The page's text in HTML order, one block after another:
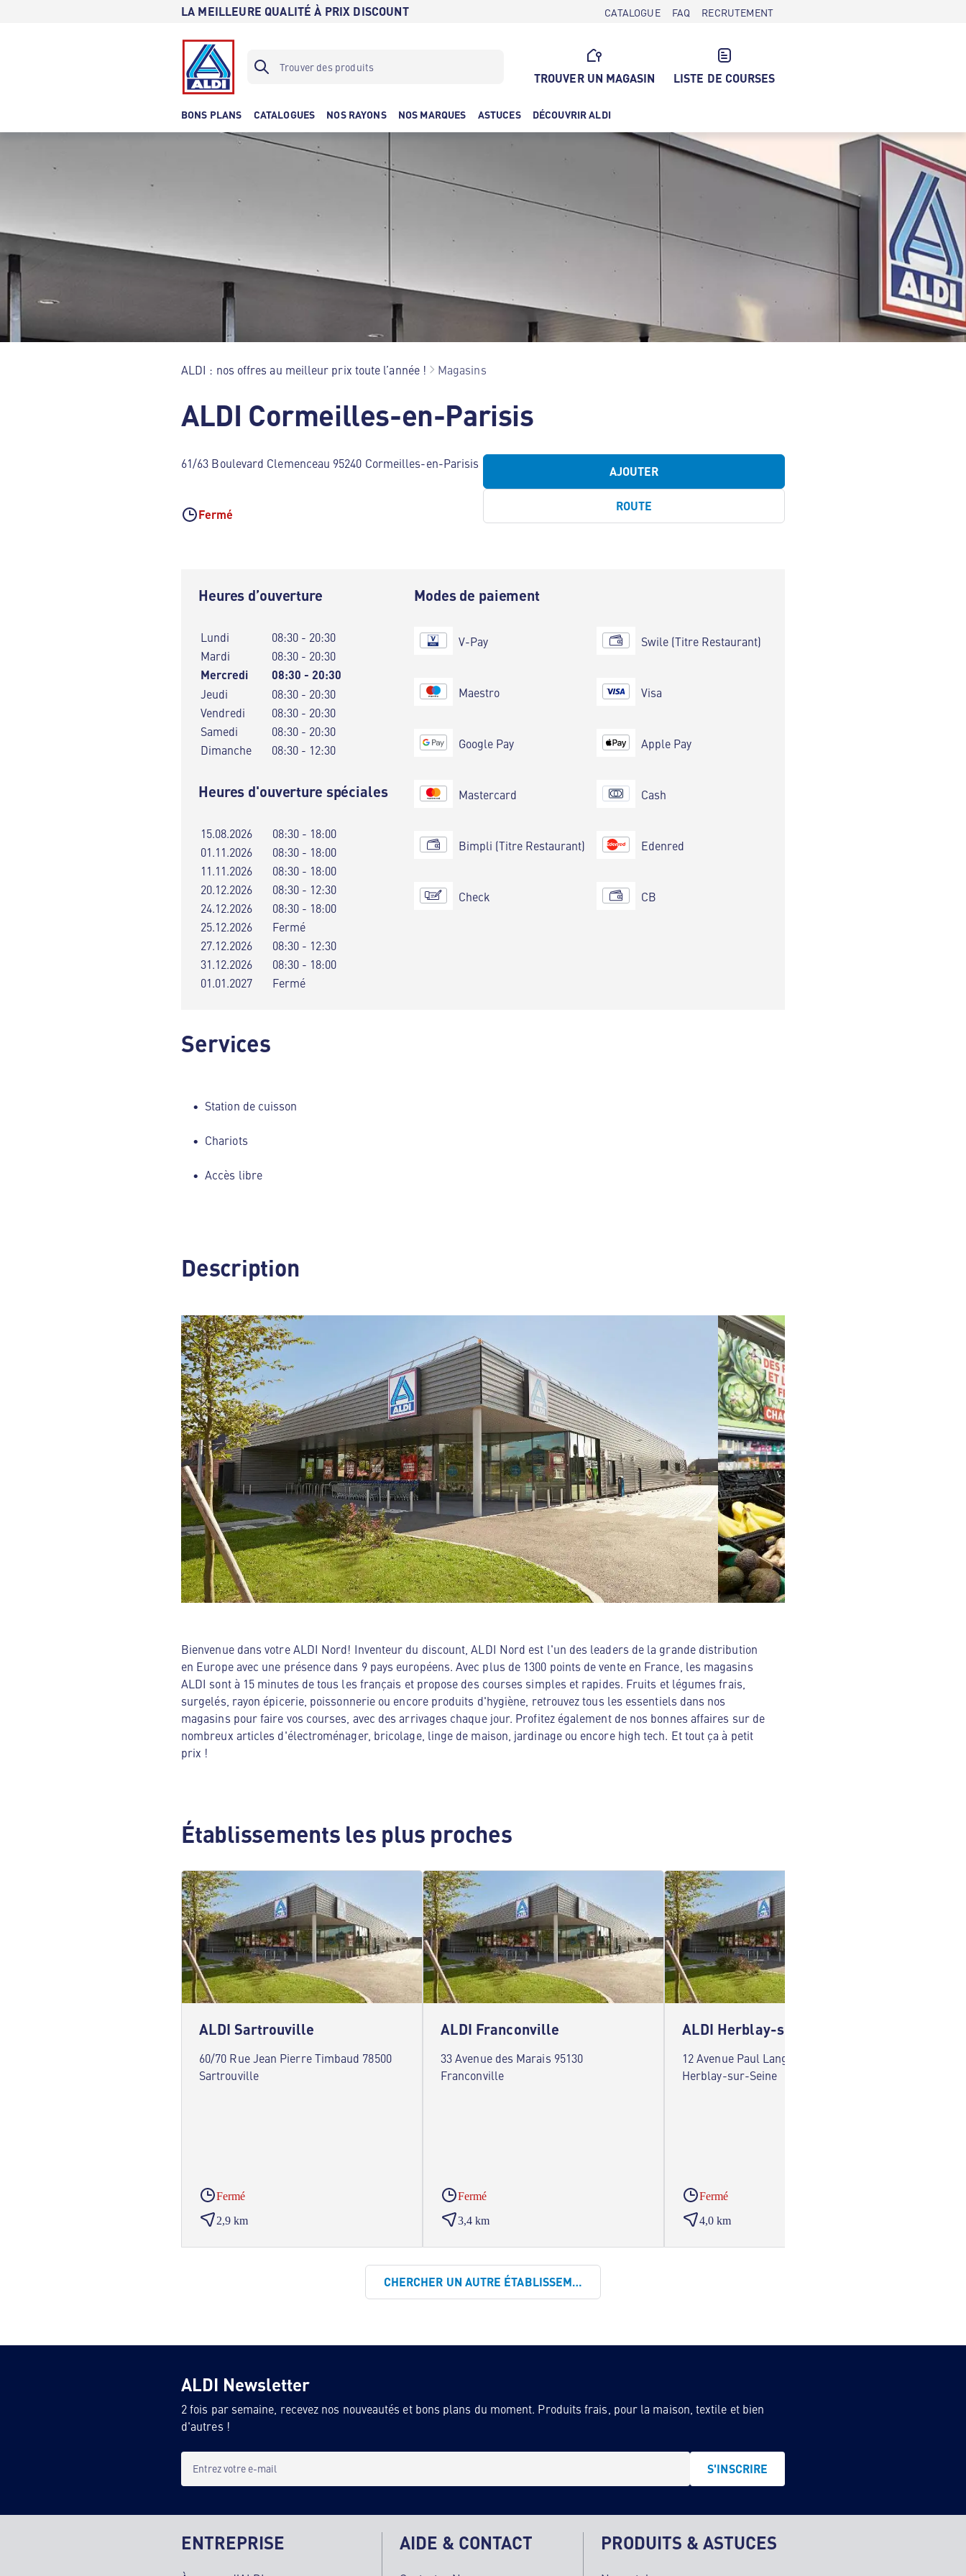
LA MEILLEURE QUALITÉ À PRIX DISCOUNT CATALOGUE FAQ RECRUTEMENT
TROUVER UN MAGASIN LISTE DE COURSES
BONS PLANS CATALOGUES NOS RAYONS NOS MARQUES ASTUCES DÉCOUVRIR ALDI
ALDI : nos offres au meilleur prix toute l’année ! Magasins
ALDI Cormeilles-en-Parisis
61/63 Boulevard Clemenceau 95240 Cormeilles-en-Parisis
Fermé
AJOUTER
ROUTE
Heures d’ouverture
Lundi
08:30 - 20:30
Mardi
08:30 - 20:30
Mercredi 08:30 - 20:30
Jeudi
08:30 - 20:30
Vendredi
08:30 - 20:30
Samedi
08:30 - 20:30
Dimanche
08:30 - 12:30
Heures d'ouverture spéciales
15.08.2026
08:30 - 18:00
01.11.2026
08:30 - 18:00
11.11.2026
08:30 - 18:00
20.12.2026
08:30 - 12:30
24.12.2026
08:30 - 18:00
25.12.2026
Fermé
27.12.2026
08:30 - 12:30
31.12.2026
08:30 - 18:00
01.01.2027
Fermé
Modes de paiement
V-Pay
Maestro
Google Pay
Mastercard
Bimpli (Titre Restaurant)
Check
Swile (Titre Restaurant)
Visa
Apple Pay
Cash
Edenred
CB
Services
Station de cuisson
Chariots
Accès libre
Description
Bienvenue dans votre ALDI Nord! Inventeur du discount, ALDI Nord est l'un des leaders de la grande distribution
en Europe avec une présence dans 9 pays européens. Avec plus de 1300 points de vente en France, les magasins
ALDI sont à 15 minutes de tous les français et propose des courses simples et rapides. Fruits et légumes frais,
surgelés, rayon épicerie, poissonnerie ou encore produits d'hygiène, retrouvez tous les essentiels dans nos
magasins pour faire vos courses, avec des arrivages chaque jour. Profitez également de nos bonnes affaires sur de
nombreux articles d'électroménager, bricolage, linge de maison, jardinage ou encore high tech. Et tout ça à petit
prix !
Établissements les plus proches
ALDI Sartrouville
60/70 Rue Jean Pierre Timbaud 78500
Sartrouville
Fermé
2,9 km
ALDI Franconville
33 Avenue des Marais 95130
Franconville
Fermé
3,4 km
ALDI Herblay-sur-Seine
12 Avenue Paul Langevin 95220
Herblay-sur-Seine
Fermé
4,0 km
CHERCHER UN AUTRE ÉTABLISSEMENT
ALDI Newsletter
2 fois par semaine, recevez nos nouveautés et bons plans du moment. Produits frais, pour la maison, textile et bien
d'autres !
Entrez votre e-mail S'INSCRIRE
ENTREPRISE AIDE & CONTACT PRODUITS & ASTUCES